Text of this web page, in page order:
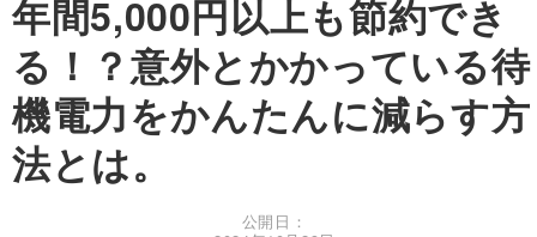
年間5,000円以上も節約でき
る！？意外とかかっている待
機電力をかんたんに減らす方
法とは。
公開日：